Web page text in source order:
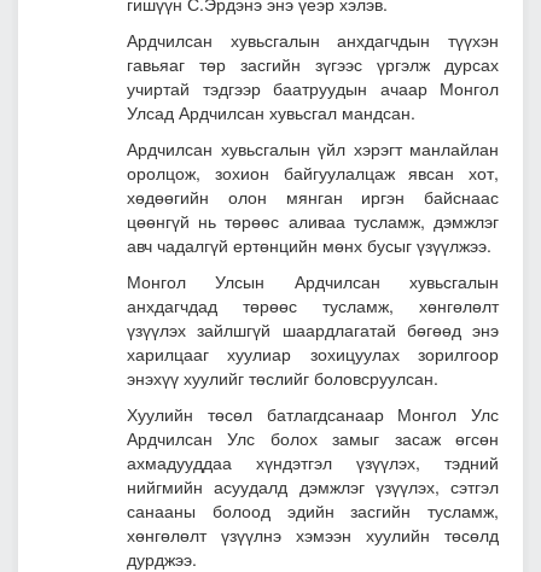
Ардчилсан хувьсгалын анхдагчдын түүхэн
гавьяаг төр засгийн зүгээс үргэлж дурсах
учиртай тэдгээр баатруудын ачаар Монгол
Улсад Ардчилсан хувьсгал мандсан.
Ардчилсан хувьсгалын үйл хэрэгт манлайлан
оролцож, зохион байгуулалцаж явсан хот,
хөдөөгийн олон мянган иргэн байснаас
цөөнгүй нь төрөөс аливаа тусламж, дэмжлэг
авч чадалгүй ертөнцийн мөнх бусыг үзүүлжээ.
Монгол Улсын Ардчилсан хувьсгалын
анхдагчдад төрөөс тусламж, хөнгөлөлт
үзүүлэх зайлшгүй шаардлагатай бөгөөд энэ
харилцааг хуулиар зохицуулах зорилгоор
энэхүү хуулийг төслийг боловсруулсан.
Хуулийн төсөл батлагдсанаар Монгол Улс
Ардчилсан Улс болох замыг засаж өгсөн
ахмадууддаа хүндэтгэл үзүүлэх, тэдний
нийгмийн асуудалд дэмжлэг үзүүлэх, сэтгэл
санааны болоод эдийн засгийн тусламж,
хөнгөлөлт үзүүлнэ хэмээн хуулийн төсөлд
дурджээ.